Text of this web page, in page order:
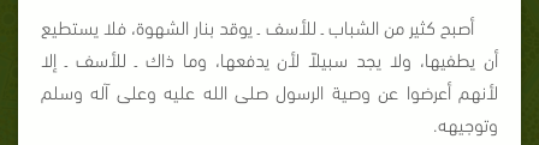
أصبح كثير من الشباب ـ للأسف ـ يوقد بنار الشهوة، فلا يستطيع
أن يطفيها، ولا يجد سبيلاً لأن يدفعها، وما ذاك ـ للأسف ـ إلا
لأنهم أعرضوا عن وصية الرسول صلى الله عليه وعلى آله وسلم
وتوجيهه.